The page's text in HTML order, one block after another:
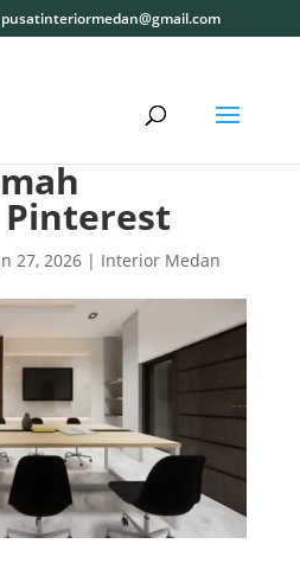
pusatinteriormedan@gmail.com
27, 2026| Interior Medan